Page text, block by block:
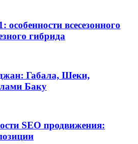
всесезонного
гибрида
Габала, Шеки,
Баку
SEO продвижения: